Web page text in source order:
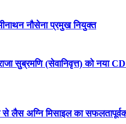
नौसेना प्रमुख नियुक्त
सुब्रमणि (सेवानिवृत्त) को नया
लैस अग्नि मिसाइल का